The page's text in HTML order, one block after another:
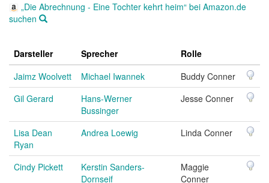
„Die Abrechnung - Eine Tochter kehrt heim“ bei Amazon.de
suchen
Darsteller Sprecher
Rolle
Jaimz Woolvett
Michael Iwannek
Buddy Conner
Gil Gerard
Hans-Werner
Bussinger
Jesse Conner
Lisa Dean
Ryan
Andrea Loewig Linda Conner
Cindy Pickett
Kerstin Sanders-
Dornseif
Maggie
Conner